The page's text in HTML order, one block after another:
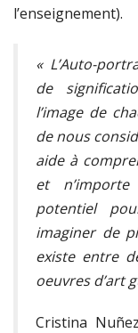
l’enseignement).
« L’Auto-
de
l’image de
de nous
aide à
et
potentiel
imaginer de
existe entre
oeuvres d’art
Cristina